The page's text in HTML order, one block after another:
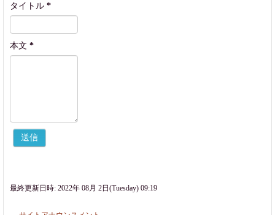
タイトル *
本文 *
最終更新日時: 2022年 08月 2日(Tuesday) 09:19